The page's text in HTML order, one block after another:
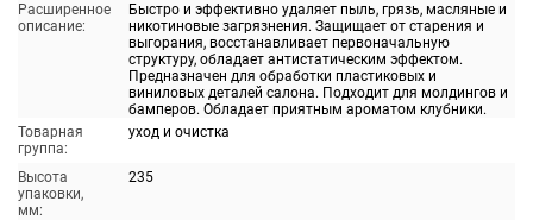
Расширенное
описание:
Быстро и эффективно удаляет пыль, грязь, масляные и
никотиновые загрязнения. Защищает от старения и
выгорания, восстанавливает первоначальную
структуру, обладает антистатическим эффектом.
Предназначен для обработки пластиковых и
виниловых деталей салона. Подходит для молдингов и
бамперов. Обладает приятным ароматом клубники.
Товарная
группа:
уход и очистка
Высота
упаковки,
мм:
235